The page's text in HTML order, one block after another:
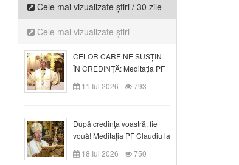
Cele mai vizualizate știri / 30 zile
Cele mai vizualizate știri
CELOR CARE NE SUSȚIN
ÎN CREDINȚĂ: Meditația PF
Claudiu la Duminica a VI-a
după Rusalii
11 Iul 2026 793
După credinţa voastră, fie
vouă! Meditația PF Claudiu la
duminica a VII-a după Rusalii
18 Iul 2026 750